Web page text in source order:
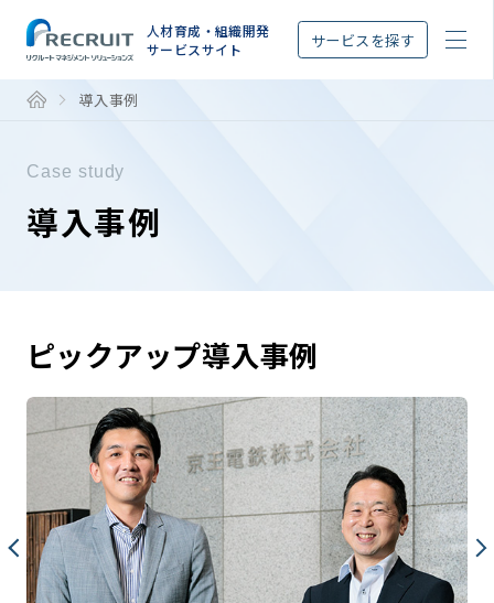
人材育成・組織開発
サービスサイト
サービスを探す
導入事例
Case study
導入事例
ピックアップ導入事例